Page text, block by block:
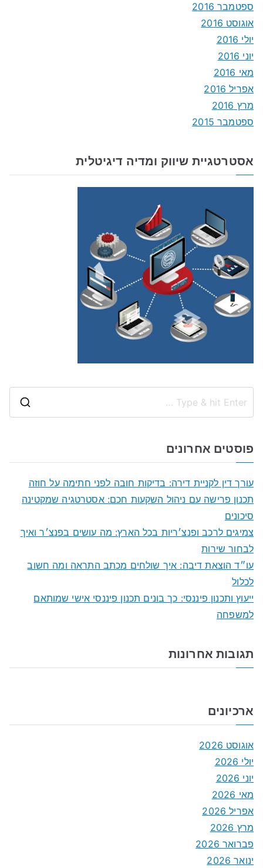
ספטמבר 2016
אוגוסט 2016
יולי 2016
יוני 2016
מאי 2016
אפריל 2016
מרץ 2016
ספטמבר 2015
אסטרטגיית שיווק ומדיה דיגיטלית
פוסטים אחרונים
עורך דין לקניית דירה: בדיקות חובה לפני חתימה על חוזה
תכנון פרישה עם ניהול השקעות חכם: אסטרטגיה שמקטינה
סיכונים
צמיגים לרכב ופנצ׳ריות בכל הארץ: מה עושים בפנצ׳ר ואיך
לבחור שירות
עו״ד הוצאת דיבה: איך שולחים מכתב התראה ומה חשוב
לכלול
ייעוץ ותכנון פיננסי: כך בונים תכנון פיננסי אישי שמותאם
למשפחה
תגובות אחרונות
ארכיונים
אוגוסט 2026
יולי 2026
יוני 2026
מאי 2026
אפריל 2026
מרץ 2026
פברואר 2026
ינואר 2026